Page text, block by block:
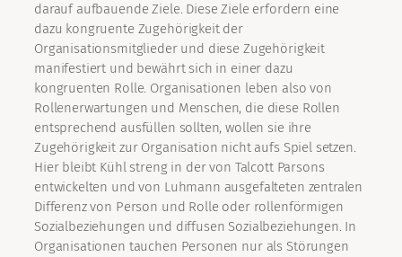
darauf aufbauende Ziele. Diese Ziele erfordern eine
dazu kongruente Zugehörigkeit der
Organisationsmitglieder und diese Zugehörigkeit
manifestiert und bewährt sich in einer dazu
kongruenten Rolle. Organisationen leben also von
Rollenerwartungen und Menschen, die diese Rollen
entsprechend ausfüllen sollten, wollen sie ihre
Zugehörigkeit zur Organisation nicht aufs Spiel setzen.
Hier bleibt Kühl streng in der von Talcott Parsons
entwickelten und von Luhmann ausgefalteten zentralen
Differenz von Person und Rolle oder rollenförmigen
Sozialbeziehungen und diffusen Sozialbeziehungen. In
Organisationen tauchen Personen nur als Störungen